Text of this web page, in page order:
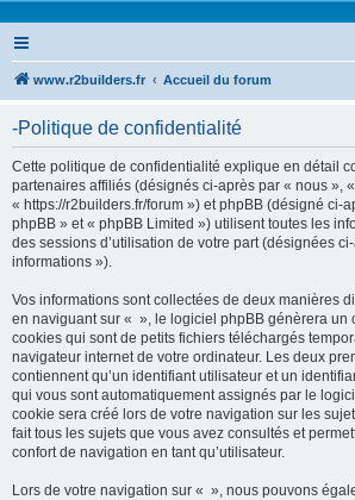
www.r2builders.fr Accueil du forum
-Politique de confidentialité
Cette politique de confidentialité explique en détail
partenaires affiliés (désignés ci-après par « nous »,
« https://r2builders.fr/forum ») et phpBB (désigné ci-
phpBB » et « phpBB Limited ») utilisent toutes les
des sessions d’utilisation de votre part (désignées
informations »).
Vos informations sont collectées de deux manières
en naviguant sur « », le logiciel phpBB génèrera un
cookies qui sont de petits fichiers téléchargés
navigateur internet de votre ordinateur. Les deux
contiennent qu’un identifiant utilisateur et un
qui vous sont automatiquement assignés par le
cookie sera créé lors de votre navigation sur les
fait tous les sujets que vous avez consultés et
confort de navigation en tant qu’utilisateur.
Lors de votre navigation sur « », nous pouvons